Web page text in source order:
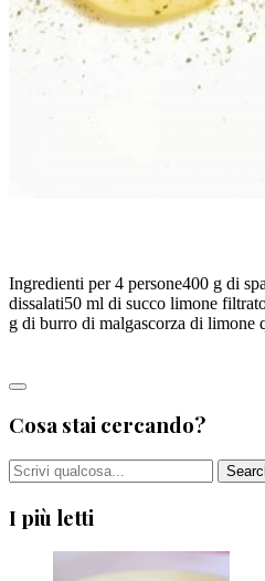
Ingredienti per 4 persone400 g di
dissalati50 ml di succo limone
g di burro di malgascorza di limone
Cosa stai cercando?
I più letti